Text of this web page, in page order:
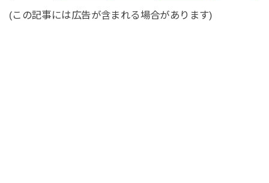
(この記事には広告が含まれる場合があります)